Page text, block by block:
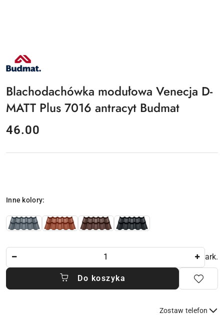
NAZWA
PRODUCENTA:
BUDMAT
Blachodachówka modułowa Venecja D-
MATT Plus 7016 antracyt Budmat
cena:
46.00
Wariant
Inne kolory:
ark.
Do koszyka
Zostaw telefon